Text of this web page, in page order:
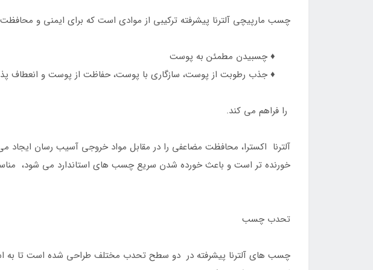
چسب مارپیچی آلترنا پیشرفته ترکیبی از موادی است که برای ایمنی و
♦️ چسبیدن مطمئن به پوست
♦️ جذب رطوبت از پوست، سازگاری با پوست، حفاظت از پوست و انعطاف
را فراهم می کند.
آلترنا اکسترا، محافظت مضاعفی را در مقابل مواد خروجی آسیب رسان ایجاد
خورنده تر است و باعث خورده شدن سریع چسب های استاندارد می شود،
تحدب چسب
چسب های آلترنا پیشرفته در دو سطح تحدب مختلف طراحی شده است تا به